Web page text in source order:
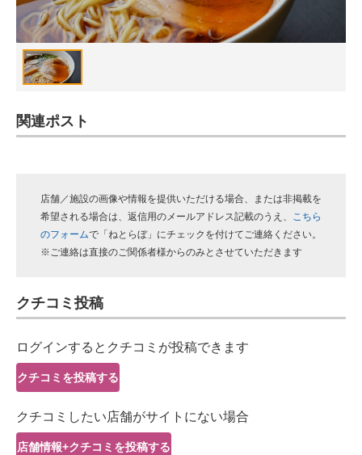
進化するPCとデバイスの未来
好きが集まる 比べて選べる
ビジネスと働き方のヒント
AI活用のいまが分かる
マーケ×ITの今がよく分かる
ITエンジニア向け専門サイト
IT製品の技術・比較・事例
製造業のIT導入・活用を支援
モノづくり技術者専門サイト
エレクトロニクス専門サイト
関連ポスト
店舗／施設の画像や情報を提供いただける場合、または非掲載を
希望される場合は、返信用のメールアドレス記載のうえ、 こちら
のフォームで「ねとらぼ」にチェックを付けてご連絡ください。
※ご連絡は直接のご関係者様からのみとさせていただきます
クチコミ投稿
ログインするとクチコミが投稿できます
クチコミを投稿する
クチコミしたい店舗がサイトにない場合
店舗情報+クチコミを投稿する